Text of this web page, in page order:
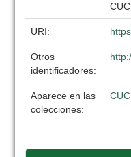
URI:
Otros
identificadores:
Aparece en las
colecciones: